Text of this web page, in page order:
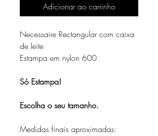
Adicionar ao carrinho
Necessaire Rectangular com caixa
de leite
Estampa em nylon 600
Só Estampa!
Escolha o seu tamanho.
Medidas finais aproximadas: